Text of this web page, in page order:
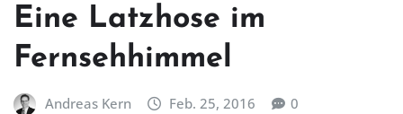
Eine Latzhose im
Fernsehhimmel
Andreas Kern Feb. 25, 2016 0